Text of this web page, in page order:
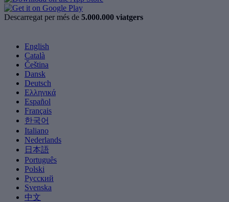
Descarregat per més de 5.000.000 viatgers
English
Català
Čeština
Dansk
Deutsch
Ελληνικά
Español
Français
한국어
Italiano
Nederlands
日本語
Português
Polski
Русский
Svenska
中文